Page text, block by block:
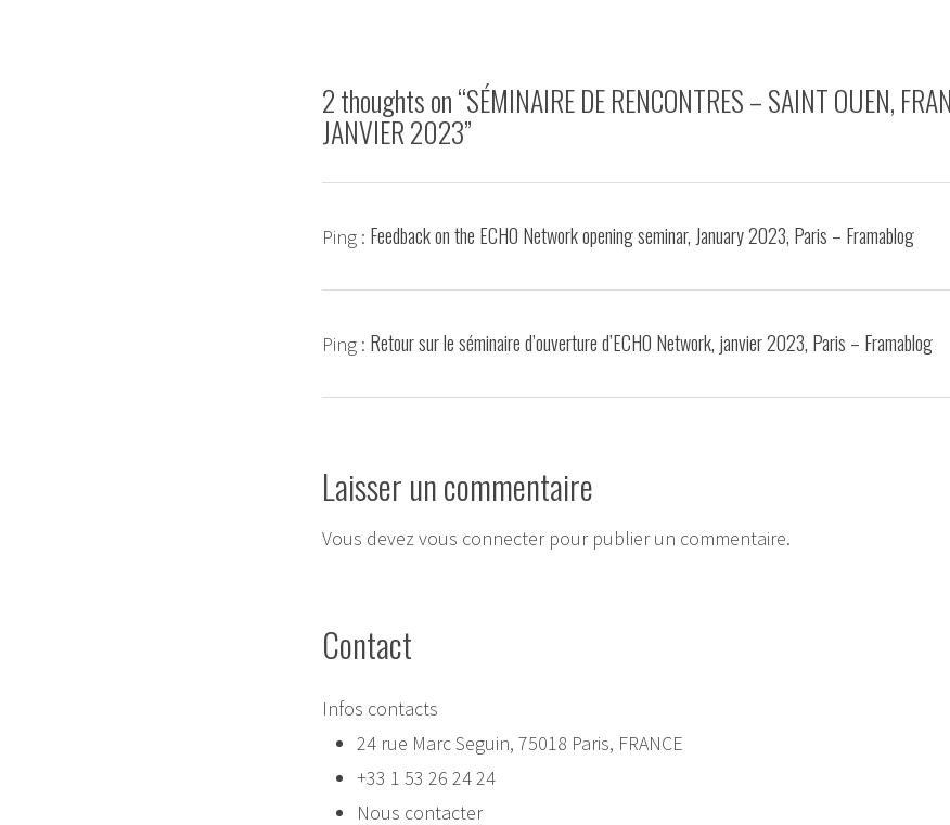
2 thoughts on “SÉMINAIRE DE RENCONTRES – SAINT OUEN,
JANVIER 2023”
Ping : Feedback on the ECHO Network opening seminar, January 2023, Paris – Framablog
Ping : Retour sur le séminaire d’ouverture d’ECHO Network, janvier 2023, Paris – Framablog
Laisser un commentaire
Vous devezvous connecterpour publier un commentaire.
Contact
Infos contacts
24 rue Marc Seguin, 75018 Paris, FRANCE
+33 1 53 26 24 24
Nous contacter